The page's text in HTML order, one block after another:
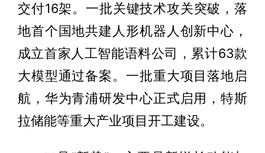
交付16架。一批关键技术攻关突破，落
地首个国地共建人形机器人创新中心，
成立首家人工智能语料公司，累计63款
大模型通过备案。一批重大项目落地启
航，华为青浦研发中心正式启用，特斯
拉储能等重大产业项目开工建设。